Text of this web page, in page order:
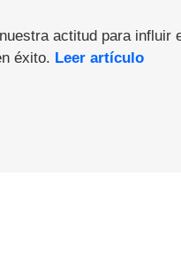
actitud para influir
éxito. Leer artículo